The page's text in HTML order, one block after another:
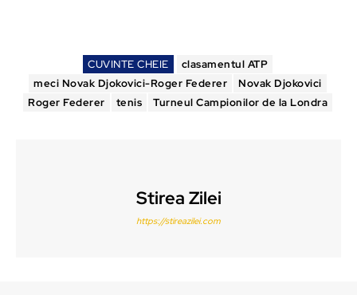
CUVINTE CHEIE
clasamentul ATP
meci Novak Djokovici-Roger Federer
Novak Djokovici
Roger Federer
tenis Turneul Campionilor de la Londra
Stirea Zilei
https://stireazilei.com